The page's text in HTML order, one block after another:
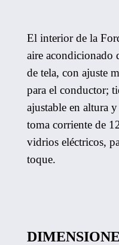
El interior de la
aire acondicionado
de tela, con ajuste
para el conductor;
ajustable en altura
toma corriente de
vidrios eléctricos,
toque.